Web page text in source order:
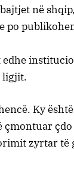
në shqip,
po
edhe
ligjit.
Ky
çdo
zyrtar të